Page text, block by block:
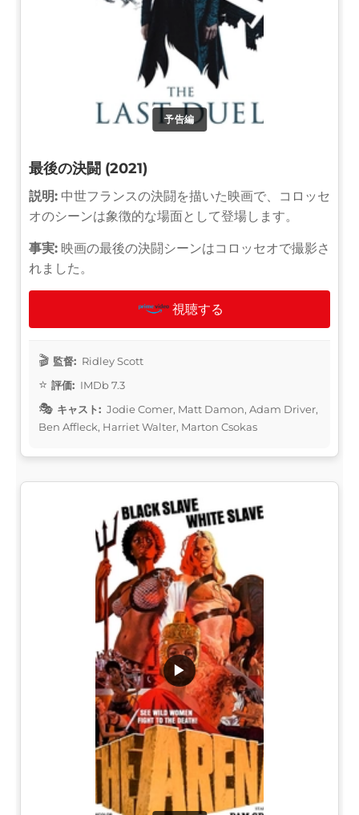
予告編
最後の決闘 (2021)
説明: 中世フランスの決闘を描いた映画で、コロッセ
オのシーンは象徴的な場面として登場します。
事実: 映画の最後の決闘シーンはコロッセオで撮影さ
れました。
視聴する
監督: Ridley Scott
評価: IMDb 7.3
キャスト: Jodie Comer, Matt Damon, Adam Driver,
Ben Affleck, Harriet Walter, Marton Csokas
▶